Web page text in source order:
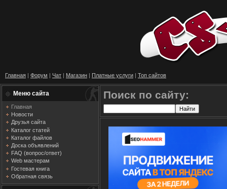
Главная | Форум | Чат | Магазин | Платные услуги | Топ сайтов
Меню сайта
Главная
Новости
Друзья сайта
Каталог статей
Каталог файлов
Доска объявлений
FAQ (вопрос/ответ)
Web мастерам
Гостевая книга
Обратная связь
Поиск по сайту: